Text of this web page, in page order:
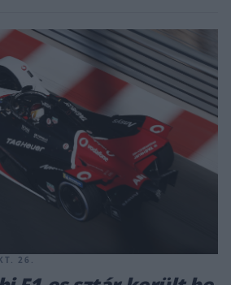
26.